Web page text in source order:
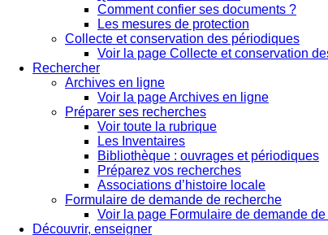
Comment confier ses documents ?
Les mesures de protection
Collecte et conservation des périodiques
Voir la page Collecte et conservation
Rechercher
Archives en ligne
Voir la page Archives en ligne
Préparer ses recherches
Voir toute la rubrique
Les Inventaires
Bibliothèque : ouvrages et périodiques
Préparez vos recherches
Associations d’histoire locale
Formulaire de demande de recherche
Voir la page Formulaire de demande
Découvrir, enseigner